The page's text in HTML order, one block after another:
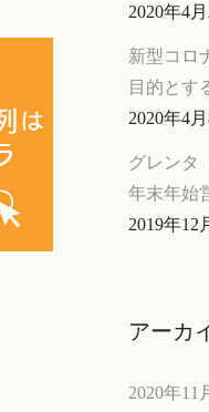
2020年4月
新型コロ
目的とす
2020年4月
グレンタ
年末年始
2019年12
アーカ
2020年11